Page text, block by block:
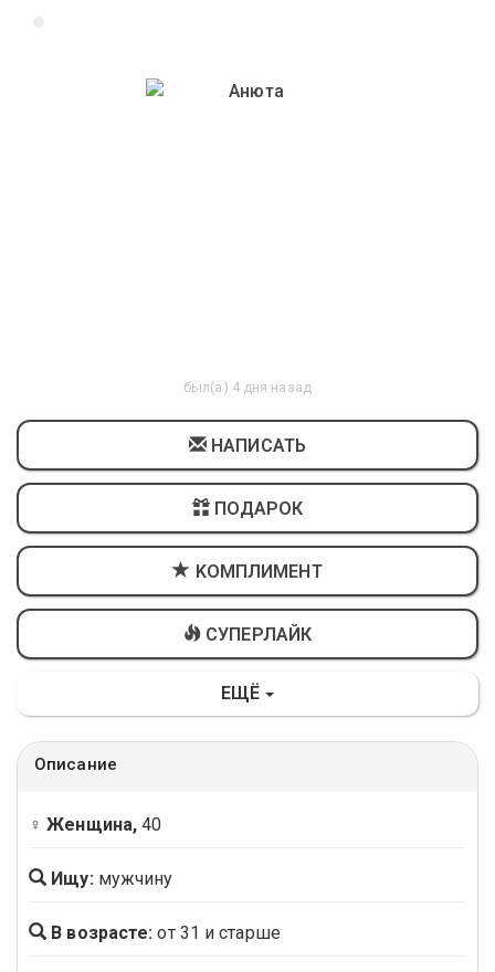
был(а) 4 дня назад
НАПИСАТЬ
ПОДАРОК
KОМПЛИМЕНТ
СУПЕРЛАЙК
ЕЩЁ
Описание
♀ Женщина, 40
Ищу: мужчину
В возрасте: от 31 и старше